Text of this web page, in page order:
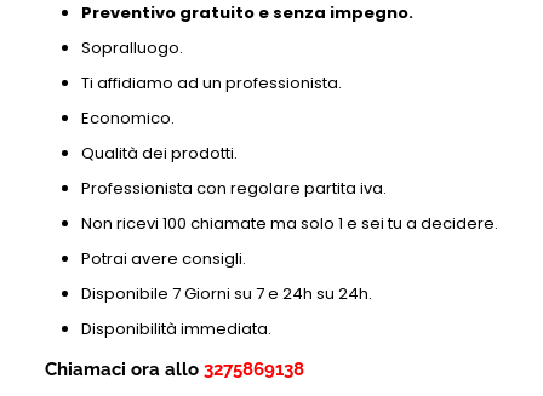
Preventivo gratuito e senza impegno.
Sopralluogo.
Ti affidiamo ad un professionista.
Economico.
Qualità dei prodotti.
Professionista con regolare partita iva.
Non ricevi 100 chiamate ma solo 1 e sei tu a decidere.
Potrai avere consigli.
Disponibile 7 Giorni su 7 e 24h su 24h.
Disponibilità immediata.
Chiamaci ora allo 3275869138